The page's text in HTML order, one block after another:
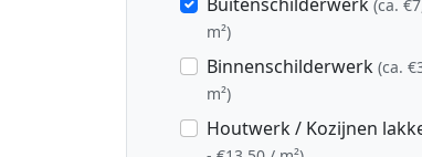
(ca.
m²)
Binnenschilderwerk (ca.
m²)
Houtwerk / Kozijnen